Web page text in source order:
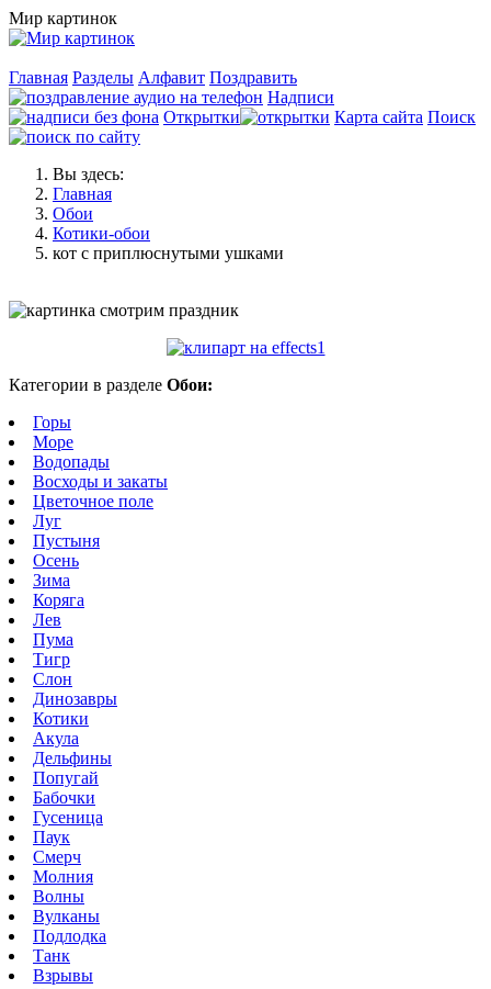
Мир картинок
Главная Разделы Алфавит Поздравить
Надписи
Открытки
Карта сайта Поиск
Вы здесь:
Главная
Обои
Котики-обои
кот с приплюснутыми ушками
Категории в разделе Обои:
Горы
Море
Водопады
Восходы и закаты
Цветочное поле
Луг
Пустыня
Осень
Зима
Коряга
Лев
Пума
Тигр
Слон
Динозавры
Котики
Акула
Дельфины
Попугай
Бабочки
Гусеница
Паук
Смерч
Молния
Волны
Вулканы
Подлодка
Танк
Взрывы